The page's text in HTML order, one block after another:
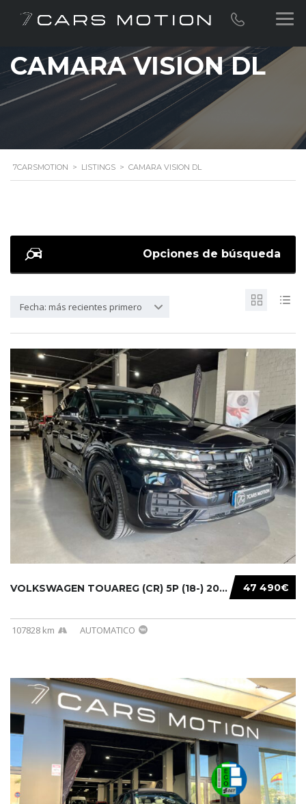
CAMARA VISION DL
7CARSMOTION > LISTINGS > CAMARA VISION DL
Opciones de búsqueda
Fecha: más recientes primero
47 490€
VOLKSWAGEN TOUAREG (CR) 5P (18-) 2021...
107828 km AUTOMATICO